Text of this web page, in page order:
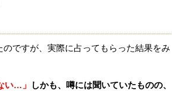
ですが、実際に占ってもらった結果をみ
い…」
しかも、噂には聞いていたものの、